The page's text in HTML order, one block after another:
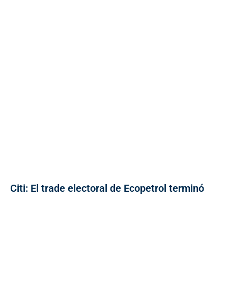
Citi: El trade electoral de Ecopetrol terminó